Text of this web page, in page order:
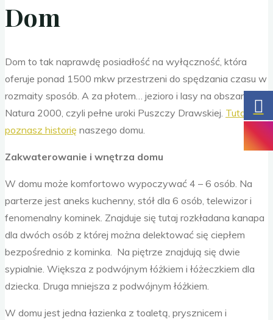
Dom
Dom to tak naprawdę posiadłość na wyłączność, która
oferuje ponad 1500 mkw przestrzeni do spędzania czasu w
rozmaity sposób. A za płotem… jezioro i lasy na obszarze
Natura 2000, czyli pełne uroki Puszczy Drawskiej. Tutaj
poznasz historię naszego domu.
Zakwaterowanie i wnętrza domu
W domu może komfortowo wypoczywać 4 – 6 osób. Na
parterze jest aneks kuchenny, stół dla 6 osób, telewizor i
fenomenalny kominek. Znajduje się tutaj rozkładana kanapa
dla dwóch osób z której można delektować się ciepłem
bezpośrednio z kominka. Na piętrze znajdują się dwie
sypialnie. Większa z podwójnym łóżkiem i łóżeczkiem dla
dziecka. Druga mniejsza z podwójnym łóżkiem.
W domu jest jedna łazienka z toaletą, prysznicem i